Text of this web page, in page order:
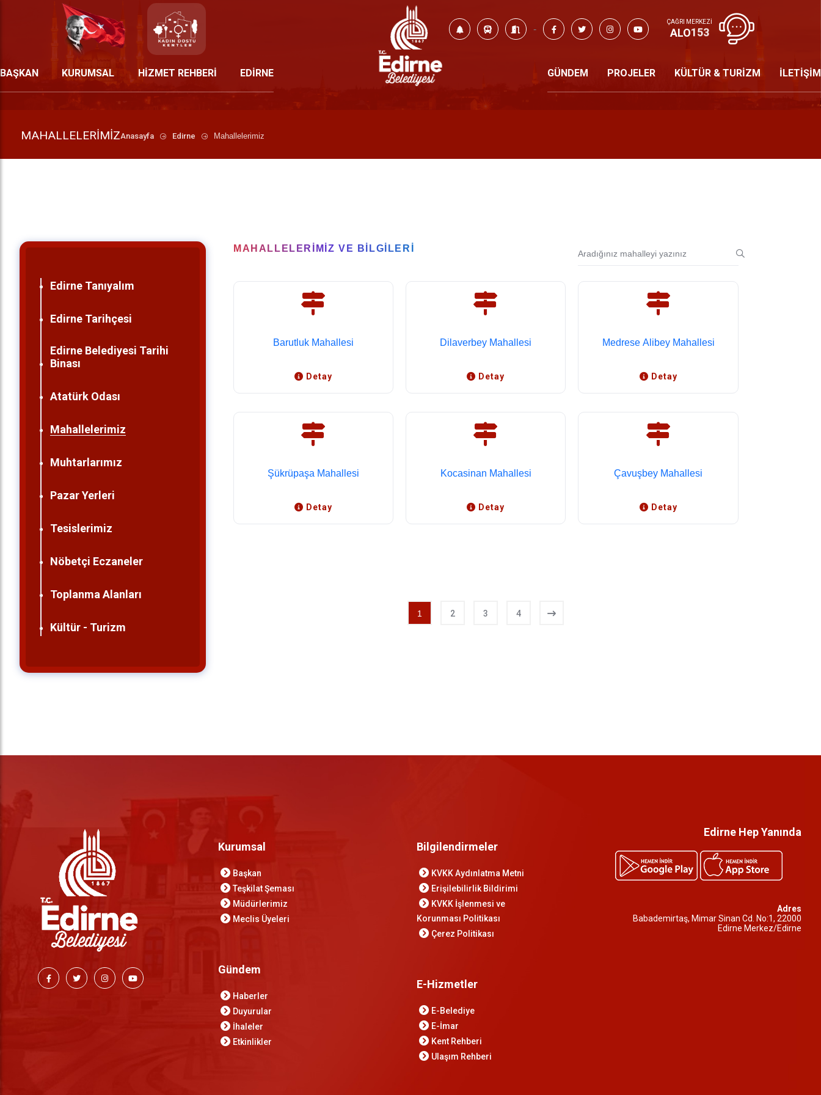
-
ÇAĞRI MERKEZİ
ALO153
BAŞKAN KURUMSAL HİZMET REHBERİ EDİRNE GÜNDEM PROJELER KÜLTÜR & TURİZM İLETİŞİM
MAHALLELERIMIZAnasayfa Edirne Mahallelerimiz
Edirne Tanıyalım
Edirne Tarihçesi
Edirne Belediyesi Tarihi
Binası
Atatürk Odası
Mahallelerimiz
Muhtarlarımız
Pazar Yerleri
Tesislerimiz
Nöbetçi Eczaneler
Toplanma Alanları
Kültür - Turizm
MAHALLELERIMIZ VE BILGILERI
Barutluk Mahallesi
Detay
Dilaverbey Mahallesi
Detay
Medrese Alibey Mahallesi
Detay
Şükrüpaşa Mahallesi
Detay
Kocasinan Mahallesi
Detay
Çavuşbey Mahallesi
Detay
1 2 3 4
Kurumsal
Başkan
Teşkilat Şeması
Müdürlerimiz
Meclis Üyeleri
Gündem
Haberler
Duyurular
İhaleler
Etkinlikler
Bilgilendirmeler
KVKK Aydınlatma Metni
Erişilebilirlik Bildirimi
KVKK İşlenmesi ve
Korunması Politikası
Çerez Politikası
E-Hizmetler
E-Belediye
E-İmar
Kent Rehberi
Ulaşım Rehberi
Edirne Hep Yanında
Adres
Babademirtaş, Mimar Sinan Cd. No:1, 22000
Edirne Merkez/Edirne